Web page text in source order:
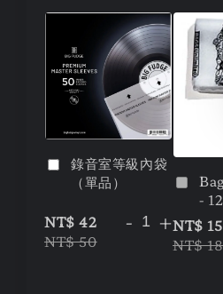
錄音室等級內袋
（單品）
NT$ 42
NT$ 50
- +
-
NT$ 15
NT$ 18